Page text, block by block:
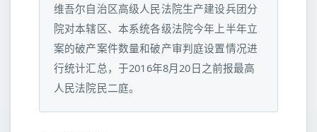
维吾尔自治区高级人民法院生产建设兵团分
院对本辖区、本系统各级法院今年上半年立
案的破产案件数量和破产审判庭设置情况进
行统计汇总，于2016年8月20日之前报最高
人民法院民二庭。